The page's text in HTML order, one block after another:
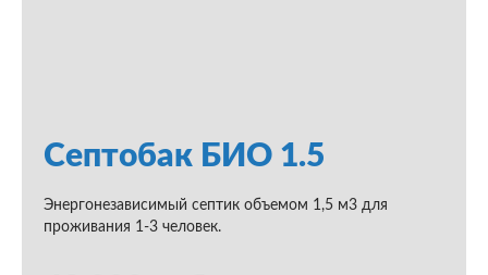
Септобак БИО 1.5
Энергонезависимый септик объемом 1,5 м3 для
проживания 1-3 человек.